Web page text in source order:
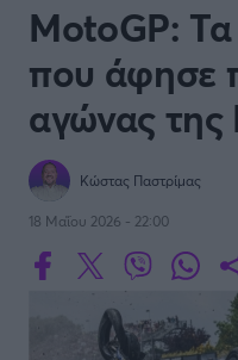
MotoGP:
που άφησε
αγώνας
Κώστας Παστρίμας
18 Μαΐου 2026 - 22:00